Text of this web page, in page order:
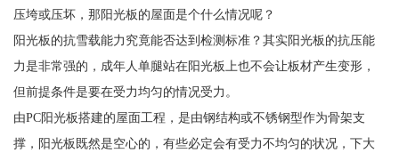
压垮或压坏，那阳光板的屋面是个什么情况呢？
阳光板的抗雪载能力究竟能否达到检测标准？其实阳光板的抗压能
力是非常强的，成年人单腿站在阳光板上也不会让板材产生变形，
但前提条件是要在受力均匀的情况受力。
由PC阳光板搭建的屋面工程，是由钢结构或不锈钢型作为骨架支
撑，阳光板既然是空心的，有些必定会有受力不均匀的状况，下大